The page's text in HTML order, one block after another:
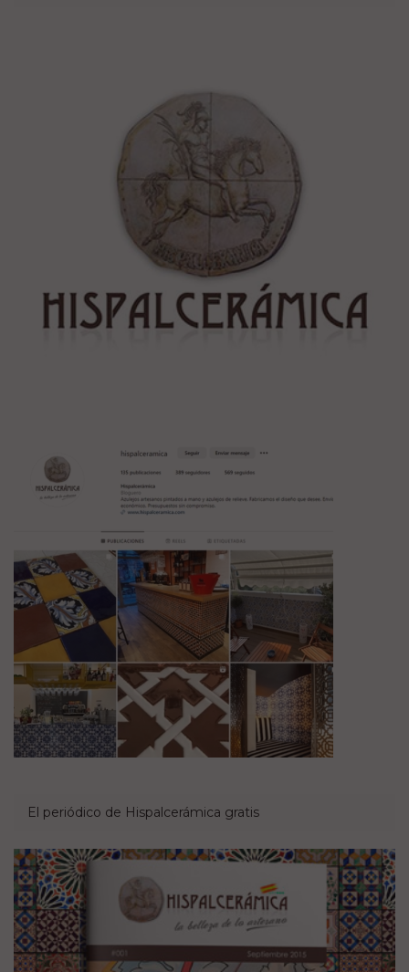
El periódico de Hispalcerámica gratis